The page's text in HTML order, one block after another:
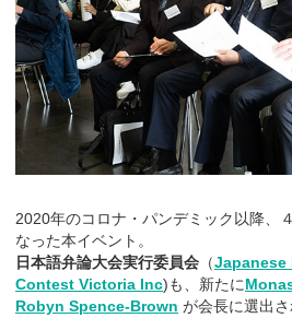
2020年のコロナ・パンデミック以降、
なった本イベント。
日本語弁論大会実行委員会 （Japanese
Contest Victoria Inc)も、新たに
Robyn Spence-Brown が会長に選出さ